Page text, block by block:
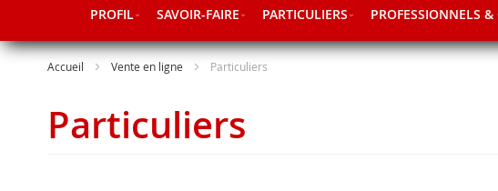
PROFIL SAVOIR-FAIRE PARTICULIERS PROFESSIONNELS &
Accueil Vente en ligne Particuliers
Particuliers